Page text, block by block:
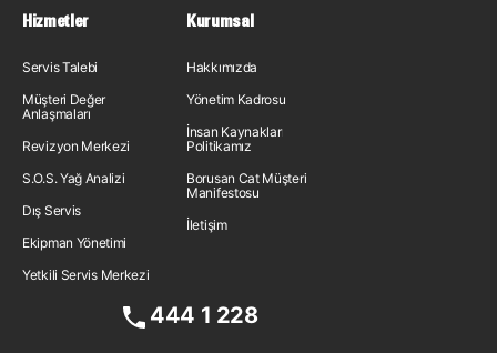
Hizmetler
Servis Talebi
Müşteri Değer
Anlaşmaları
Revizyon Merkezi
S.O.S. Yağ Analizi
Dış Servis
Ekipman Yönetimi
Yetkili Servis Merkezi
Kurumsal
Hakkımızda
Yönetim Kadrosu
İnsan Kaynakları
Politikamız
Borusan Cat Müşteri
Manifestosu
İletişim
444 1 228